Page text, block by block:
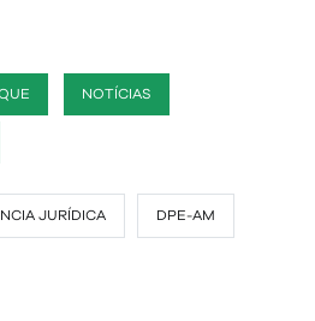
NOTÍCIAS
JURÍDICA DPE-AM